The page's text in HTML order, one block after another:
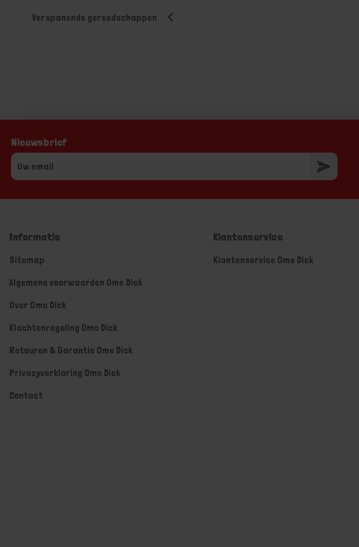
Verspanende gereedschappen
Nieuwsbrief
Informatie
Sitemap
Algemene voorwaarden Ome Dick
Over Ome Dick
Klachtenregeling Ome Dick
Retouren & Garantie Ome Dick
Privacyverklaring Ome Dick
Contact
Klantenservice
Klantenservice Ome Dick